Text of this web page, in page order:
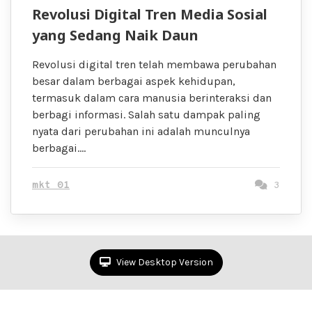
Revolusi Digital Tren Media Sosial
yang Sedang Naik Daun
Revolusi digital tren telah membawa perubahan
besar dalam berbagai aspek kehidupan,
termasuk dalam cara manusia berinteraksi dan
berbagi informasi. Salah satu dampak paling
nyata dari perubahan ini adalah munculnya
berbagai….
mkt 01 3
View Desktop Version